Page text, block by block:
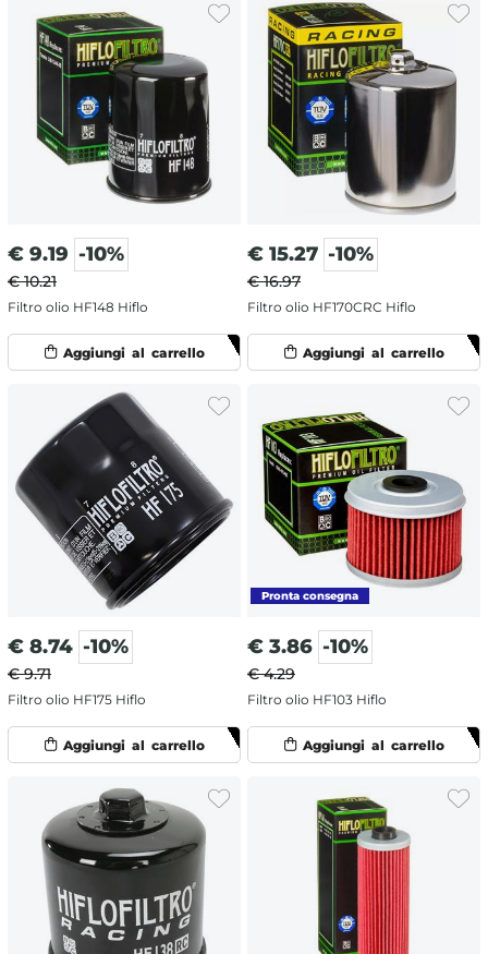
€ 9.19 -10%
€ 10.21
Filtro olio HF148 Hiflo
€ 15.27 -10%
€ 16.97
Filtro olio HF170CRC Hiflo
€ 8.74 -10%
€ 9.71
Filtro olio HF175 Hiflo
€ 3.86 -10%
€ 4.29
Filtro olio HF103 Hiflo